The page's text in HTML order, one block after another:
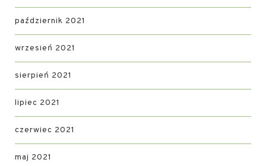
październik 2021
wrzesień 2021
sierpień 2021
lipiec 2021
czerwiec 2021
maj 2021